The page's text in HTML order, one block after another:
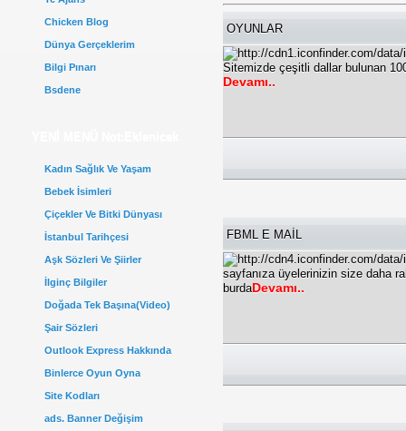
Chicken Blog
Dünya Gerçeklerim
Bilgi Pınarı
Bsdene
Kadın Sağlık Ve Yaşam
Bebek İsimleri
Çiçekler Ve Bitki Dünyası
İstanbul Tarihçesi
Aşk Sözleri Ve Şiirler
İlginç Bilgiler
Doğada Tek Başına(Video)
Şair Sözleri
Outlook Express Hakkında
Binlerce Oyun Oyna
Site Kodları
ads. Banner Değişim
OYUNLAR
Sitemizde çeşitli dallar bulunan
Devamı..
FBML E MAİL
sayfanıza üyelerinizin size daha
burdaDevamı..